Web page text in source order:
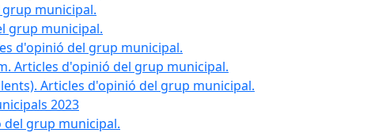
grup municipal.
grup municipal.
d'opinió del grup municipal.
Articles d'opinió del grup municipal.
Articles d'opinió del grup municipal.
2023
del grup municipal.